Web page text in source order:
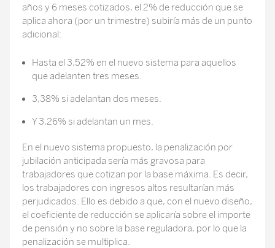
años y 6 meses cotizados, el 2% de reducción que se
aplica ahora (por un trimestre) subiría más de un punto
adicional:
Hasta el 3,52% en el nuevo sistema para aquellos
que adelanten tres meses.
3,38% si adelantan dos meses.
Y 3,26% si adelantan un mes.
En el nuevo sistema propuesto, la penalización por
jubilación anticipada sería más gravosa para
trabajadores que cotizan por la base máxima. Es decir,
los trabajadores con ingresos altos resultarían más
perjudicados. Ello es debido a que, con el nuevo diseño,
el coeficiente de reducción se aplicaría sobre el importe
de pensión y no sobre la base reguladora, por lo que la
penalización se multiplica.